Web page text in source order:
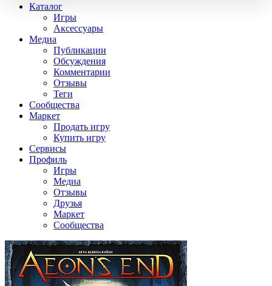
Каталог
Игры
Аксессуары
Медиа
Публикации
Обсуждения
Комментарии
Отзывы
Теги
Сообщества
Маркет
Продать игру
Купить игру
Сервисы
Профиль
Игры
Медиа
Отзывы
Друзья
Маркет
Сообщества